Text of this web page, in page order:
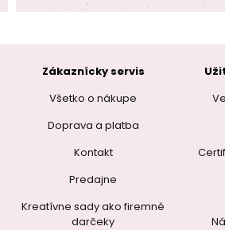
Zákaznícky servis
Všetko o nákupe
Doprava a platba
Kontakt
Predajne
Kreatívne sady ako firemné
darčeky